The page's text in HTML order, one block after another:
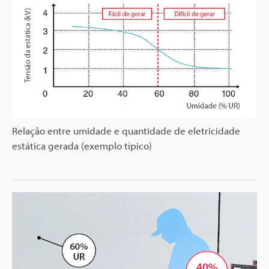
Relação entre umidade e quantidade de eletricidade
estática gerada (exemplo típico)